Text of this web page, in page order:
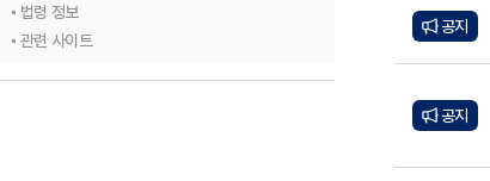
법령 정보
관련 사이트
공지
공지